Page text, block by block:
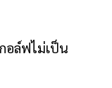
อล์ฟไม่เป็น